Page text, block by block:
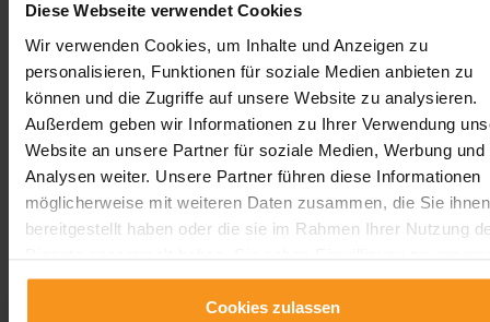
Diese Webseite verwendet Cookies
Wir verwenden Cookies, um Inhalte und Anzeigen zu
personalisieren, Funktionen für soziale Medien anbieten zu
können und die Zugriffe auf unsere Website zu analysieren.
Außerdem geben wir Informationen zu Ihrer Verwendung
Website an unsere Partner für soziale Medien, Werbung und
Analysen weiter. Unsere Partner führen diese Informationen
möglicherweise mit weiteren Daten zusammen, die Sie ihnen
bereitgestellt haben oder die sie im Rahmen Ihrer Nutzung
Cookies, wenn Sie unsere Webseite weiterhin nutzen.
Cookies zulassen
Der Test misst die Konzentration wichtiger
Sexualhormone zwischen den Tagen 21 und 23
Zyklus. Zur Auswertung des Befundes empfehlen
dieFachsprechstundevonDr. Erzsébet Rigó,
Internistin, Endokrinologin, Diabetologin und
Pharmakologin, in unserem Gesundheitszentrum
(gegen Gebühr).
Befundausgabe: 3 Werktage
Sonderpreis: 17.000 HUF